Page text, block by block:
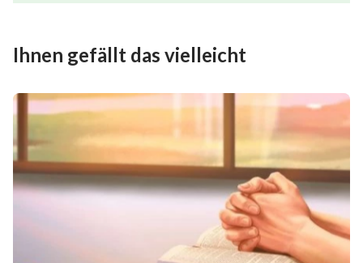
Ihnen gefällt das vielleicht